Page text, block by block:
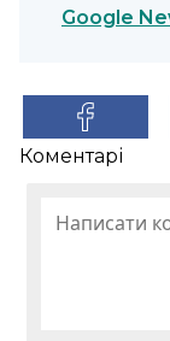
Google
Коментарі